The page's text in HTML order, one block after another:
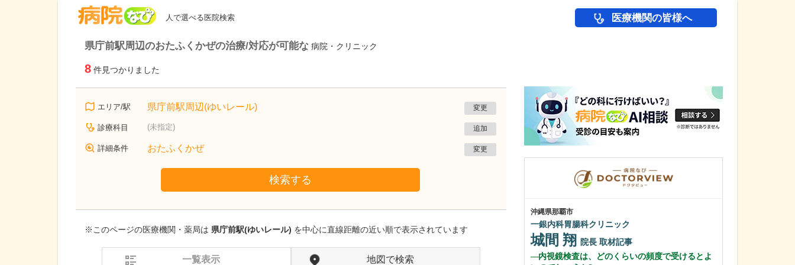
人で選べる医院検索 医療機関の皆様へ
県庁前駅周辺のおたふくかぜの治療/対応が可能な 病院・クリニック
8 件見つかりました
エリア/駅 県庁前駅周辺(ゆいレール) 変更
診療科目 (未指定) 追加
詳細条件 おたふくかぜ 変更
検索する
※このページの医療機関・薬局は 県庁前駅(ゆいレール) を中心に直線距離の近い順で表示されています
一覧表示 地図で検索
沖縄県那覇市
一銀内科胃腸科クリニック
城間 翔 院長 取材記事
内視鏡検査は、どのくらいの頻度で受けるとよ
神奈川県川崎市中原区
武蔵新城ブレストクリニック
クリニックの特徴や来院される患者さんについ